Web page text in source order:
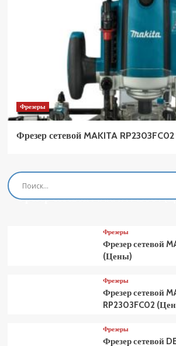
Фрезеры
Фрезер сетевой MAKITA
Фрезеры
Фрезер сетевой MAKITA M3601
Фрезеры
Фрезер сетевой
(Цены)
Фрезеры
Фрезер сетевой
RP2303FC02
Фрезеры
Фрезер сетевой